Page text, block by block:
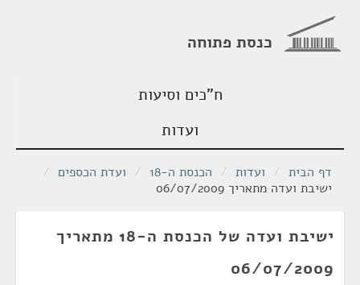
כנסת פתוחה
ח"כים וסיעות
ועדות
דף הבית / ועדות / הכנסת ה-18 / ועדת הכספים /
ישיבת ועדה מתאריך 06/07/2009
ישיבת ועדה של הכנסת ה-18 מתאריך
06/07/2009